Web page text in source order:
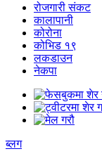
रोजगारी संकट
कालापानी
कोरोना
कोभिड १९
लकडाउन
नेकपा
ब्लग